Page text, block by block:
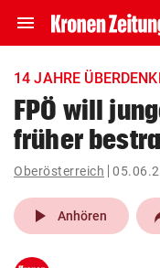
menu Navigation
ein-/ausklappen
account_circle Anmelden
pin_drop
Wien
14 JAHRE
FPÖ will
früher
Oberösterreich
play_arrow Anhören